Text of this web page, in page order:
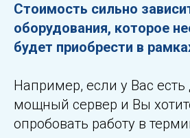
Стоимость сильно
оборудования, которое
будет приобрести в
Например, если у Вас есть
мощный сервер и Вы
опробовать работу в